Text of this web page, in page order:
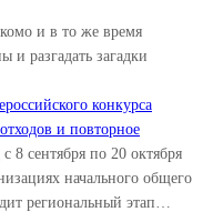
и в то же время
и разгадать загадки
конкурса
и повторное
8 сентября по 20 октября
начального общего
региональный этап…